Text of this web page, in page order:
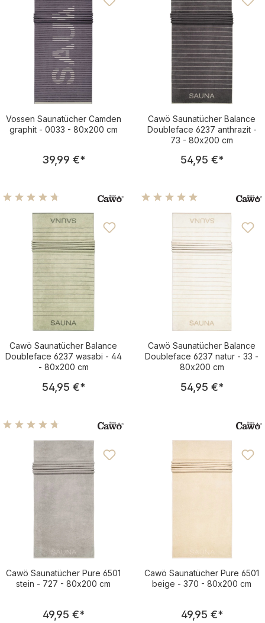
Vossen Saunatücher Camden
graphit - 0033 - 80x200 cm
Regulärer Preis:
39,99 €*
Cawö Saunatücher Balance
Doubleface 6237 anthrazit -
73 - 80x200 cm
Regulärer
54,95 €*
Durchschnittliche Bewertung von 4.83 von 5 Sternen
Cawö Saunatücher Balance
Doubleface 6237 wasabi - 44
- 80x200 cm
Regulärer Preis:
54,95 €*
Durchschnittliche
Cawö Saunatücher Balance
Doubleface 6237 natur - 33 -
80x200 cm
Regulärer
54,95 €*
Durchschnittliche Bewertung von 4.85 von 5 Sternen
Cawö Saunatücher Pure 6501
stein - 727 - 80x200 cm
Regulärer Preis:
49,95 €*
Cawö Saunatücher Pure 6501
beige - 370 - 80x200 cm
Regulärer
49,95 €*